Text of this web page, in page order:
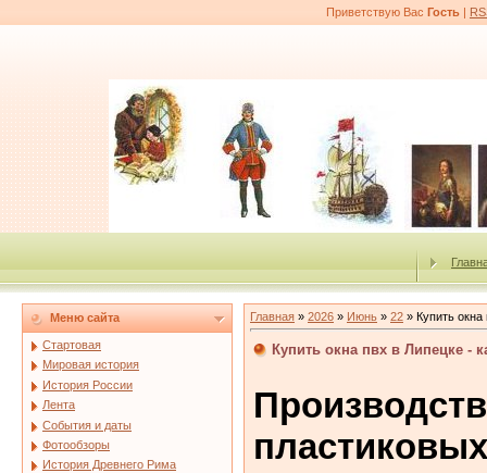
Приветствую Вас Гость |
Меню сайта
Стартовая
Мировая история
История России
Лента
События и даты
Фотообзоры
История Древнего Рима
Главная » 2026 » Июнь » 22 » Купить
Купить окна пвх в Липецке -